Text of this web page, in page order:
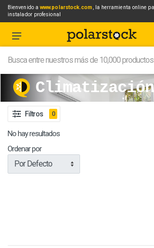
Bienvenido awww.polarstock.com, la herramienta online
instalador profesional
Climatización
Filtros 0
No hay resultados
Ordenar por